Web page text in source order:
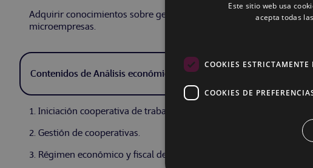
Adquirir conocimientos sobre gestión y régimen económico-fiscal
microempresas.
Contenidos de Análisis económico – empresarial. Las cooperativas
1. Iniciación cooperativa de trabajo.
2. Gestión de cooperativas.
3. Régimen económico y fiscal de las cooperativas.
Este sitio web usa
acepta todas
COOKIES ESTRICTAMENTE
COOKIES DE